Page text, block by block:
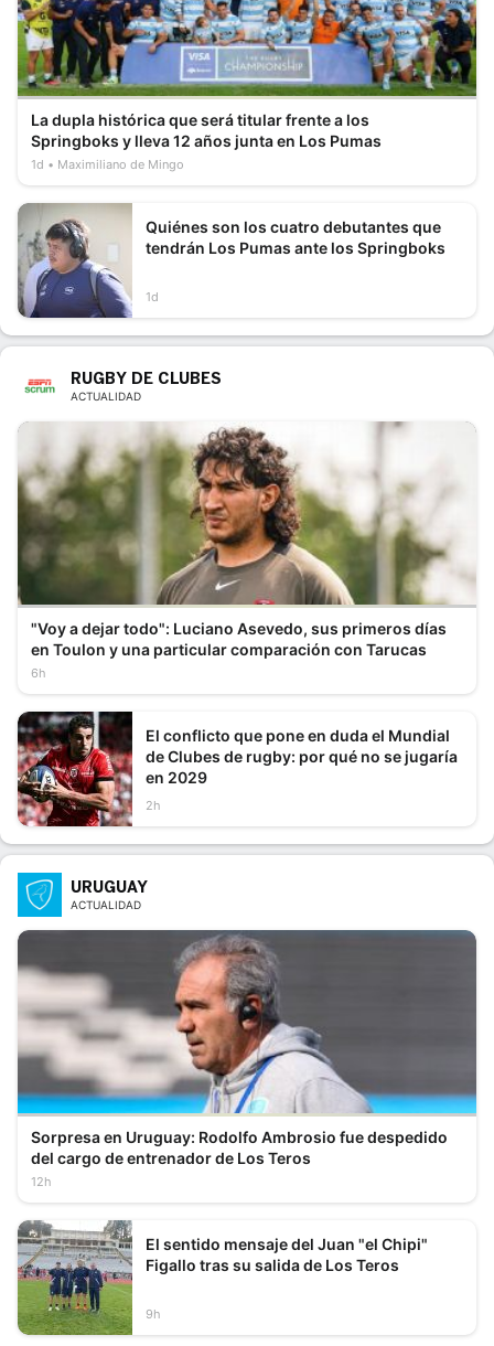
La dupla histórica que será titular frente a los
Springboks y lleva 12 años junta en Los Pumas
1d Maximiliano de Mingo
Quiénes son los cuatro debutantes que
tendrán Los Pumas ante los Springboks
1d
RUGBY DE CLUBES
ACTUALIDAD
"Voy a dejar todo": Luciano Asevedo, sus primeros días
en Toulon y una particular comparación con Tarucas
6h
El conflicto que pone en duda el Mundial
de Clubes de rugby: por qué no se jugaría
en 2029
2h
URUGUAY
ACTUALIDAD
Sorpresa en Uruguay: Rodolfo Ambrosio fue despedido
del cargo de entrenador de Los Teros
12h
El sentido mensaje del Juan "el Chipi"
Figallo tras su salida de Los Teros
9h